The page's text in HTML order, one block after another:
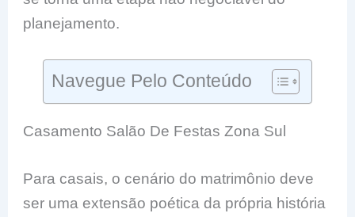
planejamento.
Navegue Pelo Conteúdo
Casamento Salão De Festas Zona Sul
Para casais, o cenário do matrimônio deve
ser uma extensão poética da própria história